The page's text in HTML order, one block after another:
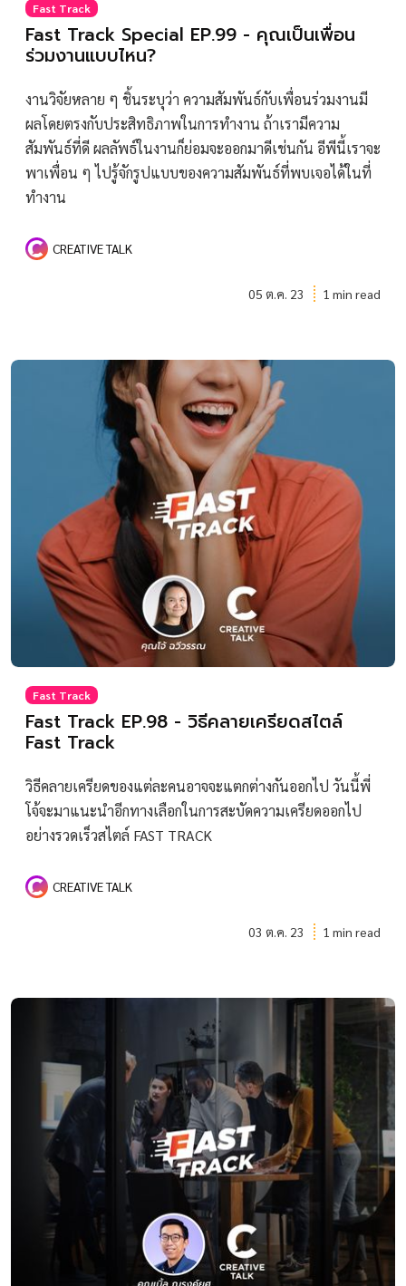
Fast Track
Fast Track Special EP.99 - คุณเป็นเพื่อน
ร่วมงานแบบไหน?
งานวิจัยหลาย ๆ ชิ้นระบุว่า ความสัมพันธ์กับเพื่อนร่วมงานมี
ผลโดยตรงกับประสิทธิภาพในการทำงาน ถ้าเรามีความ
สัมพันธ์ที่ดี ผลลัพธ์ในงานก็ย่อมจะออกมาดีเช่นกัน อีพีนี้เราจะ
พาเพื่อน ๆ ไปรู้จักรูปแบบของความสัมพันธ์ที่พบเจอได้ในที่
ทำงาน
CREATIVE TALK
05 ต.ค. 23 1 min read
Fast Track
Fast Track EP.98 - วิธีคลายเครียดสไตล์
Fast Track
วิธีคลายเครียดของแต่ละคนอาจจะแตกต่างกันออกไป วันนี้พี่
โจ้จะมาแนะนำอีกทางเลือกในการสะบัดความเครียดออกไป
อย่างรวดเร็วสไตล์ FAST TRACK
CREATIVE TALK
03 ต.ค. 23 1 min read